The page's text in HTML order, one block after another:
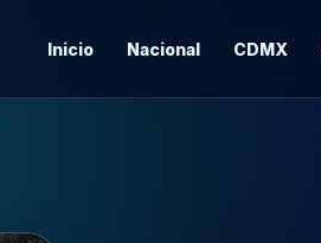
Inicio Nacional CDMX